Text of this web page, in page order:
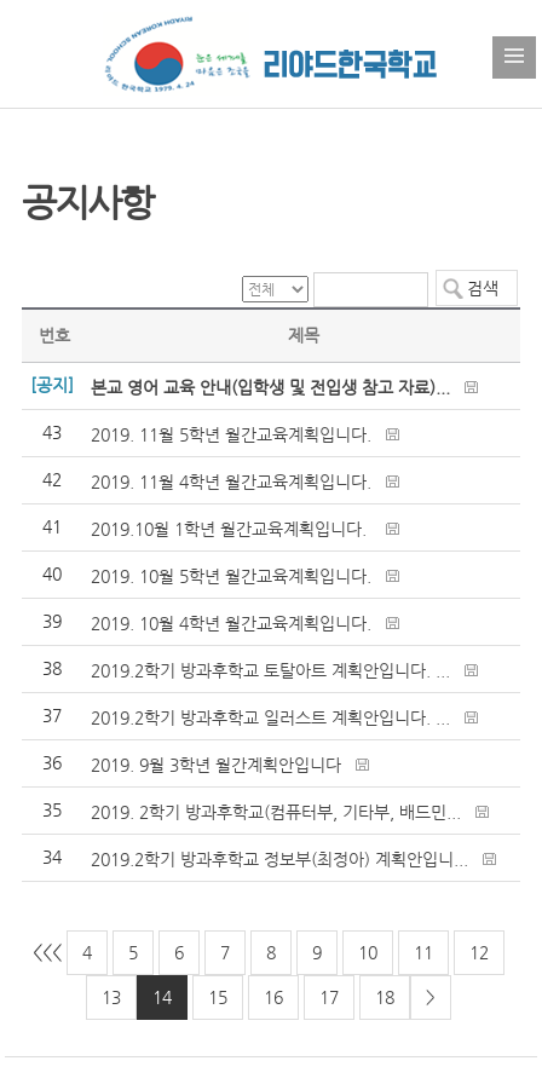
공지사항
번호 제목
[공지] 본교 영어 교육 안내(입학생 및 전입생 참고 자료)...
43 2019. 11월 5학년 월간교육계획입니다.
42 2019. 11월 4학년 월간교육계획입니다.
41 2019.10월 1학년 월간교육계획입니다.
40 2019. 10월 5학년 월간교육계획입니다.
39 2019. 10월 4학년 월간교육계획입니다.
38 2019.2학기 방과후학교 토탈아트 계획안입니다. ...
37 2019.2학기 방과후학교 일러스트 계획안입니다. ...
36 2019. 9월 3학년 월간계획안입니다
35 2019. 2학기 방과후학교(컴퓨터부, 기타부, 배드민...
34 2019.2학기 방과후학교 정보부(최정아) 계획안입니...
<<< 4 5 6 7 8 9 10 11 12
13 14 15 16 17 18 >